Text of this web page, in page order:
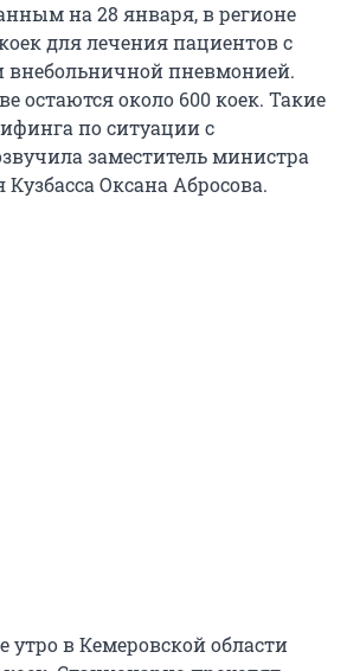
на 28 января, в регионе
для лечения пациентов с
внебольничной пневмонией.
остаются около 600 коек. Такие
по ситуации с
заместитель министра
Оксана Абросова.
утро в Кемеровской области